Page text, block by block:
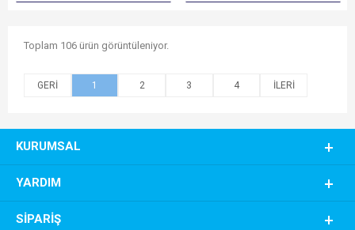
Toplam 106 ürün görüntüleniyor.
1 2 3 4
KURUMSAL
YARDIM
SIPARIŞ